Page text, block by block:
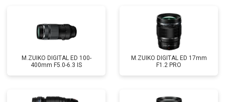
M.ZUIKO DIGITAL ED 100-
400mm F5.0-6.3 IS
M.ZUIKO DIGITAL ED 17mm
F1.2 PRO